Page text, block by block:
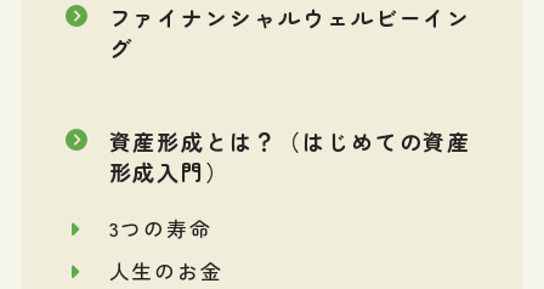
ファイナンシャルウェルビーイン
グ
資産形成とは？（はじめての資産
形成入門）
3つの寿命
人生のお金